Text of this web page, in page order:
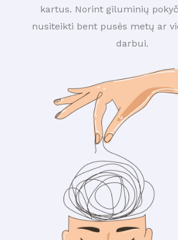
kartus. Norint giluminių
nusiteikti bent pusės metų ar
darbui.